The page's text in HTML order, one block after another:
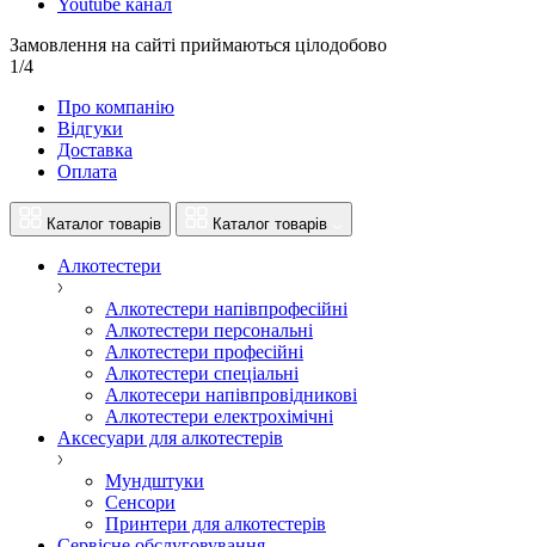
Youtube канал
Замовлення на сайті приймаються цілодобово
1/4
Про компанію
Відгуки
Доставка
Оплата
Каталог товарів Каталог товарів
Алкотестери
Алкотестери напівпрофесійні
Алкотестери персональні
Алкотестери професійні
Алкотестери спеціальні
Алкотесери напівпровідникові
Алкотестери електрохімічні
Аксесуари для алкотестерів
Мундштуки
Сенсори
Принтери для алкотестерів